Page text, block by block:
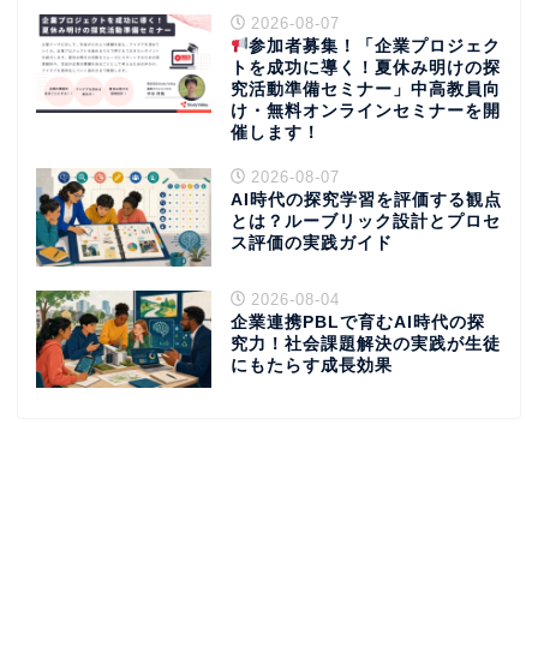
2026-08-07
参加者募集！「企業プロジェク
トを成功に導く！夏休み明けの探
究活動準備セミナー」中高教員向
け・無料オンラインセミナーを開
催します！
2026-08-07
AI時代の探究学習を評価する観点
とは？ルーブリック設計とプロセ
ス評価の実践ガイド
2026-08-04
企業連携PBLで育むAI時代の探
究力！社会課題解決の実践が生徒
にもたらす成長効果